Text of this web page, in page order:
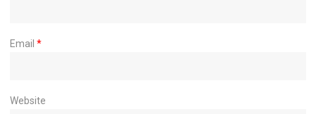
Email *
Website